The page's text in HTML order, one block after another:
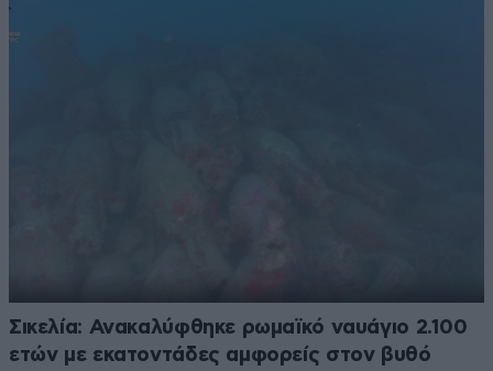
Σικελία: Ανακαλύφθηκε ρωμαϊκό ναυάγιο 2.100
ετών με εκατοντάδες αμφορείς στον βυθό